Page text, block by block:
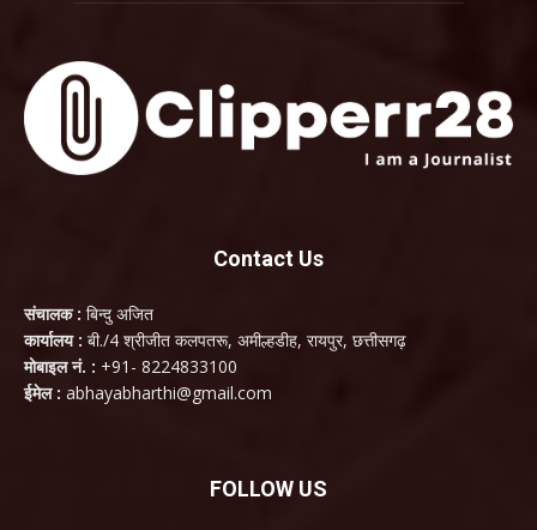
Contact Us
संचालक : बिन्दु अजित
कार्यालय : बी./4 श्रीजीत कलपतरू, अमील्हडीह, रायपुर, छत्तीसगढ़
मोबाइल नं. : +91- 8224833100
ईमेल : abhayabharthi@gmail.com
FOLLOW US